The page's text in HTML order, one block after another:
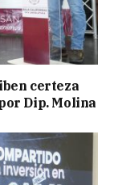
certeza
Dip. Molina